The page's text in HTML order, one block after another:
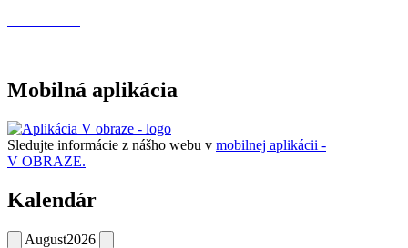
Mobilná aplikácia
Sledujte informácie z nášho webu v mobilnej aplikácii -
V OBRAZE.
Kalendár
August2026